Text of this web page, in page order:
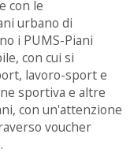
con le
urbano di
i PUMS-Piani
con cui si
lavoro-sport e
sportiva e altre
con un'attenzione
voucher